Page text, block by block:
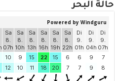
حالة البحر